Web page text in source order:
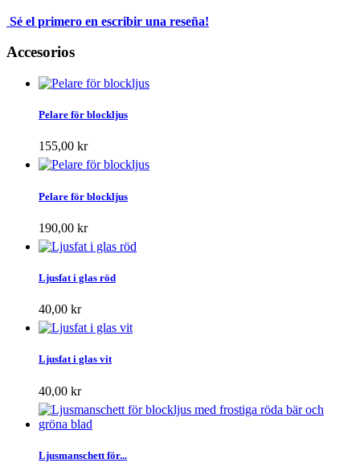
Sé el primero en escribir una reseña!
Accesorios
Pelare för blockljus
155,00 kr
Pelare för blockljus
190,00 kr
Ljusfat i glas röd
40,00 kr
Ljusfat i glas vit
40,00 kr
Ljusmanschett för...